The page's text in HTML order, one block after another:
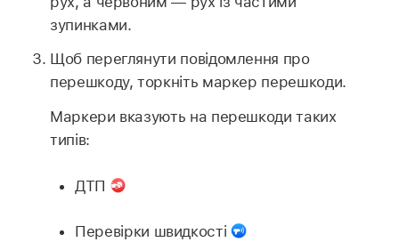
зупинками.
Щоб переглянути повідомлення про
перешкоду, торкніть маркер перешкоди.
Маркери вказують на перешкоди таких
типів:
ДТП
Перевірки швидкості